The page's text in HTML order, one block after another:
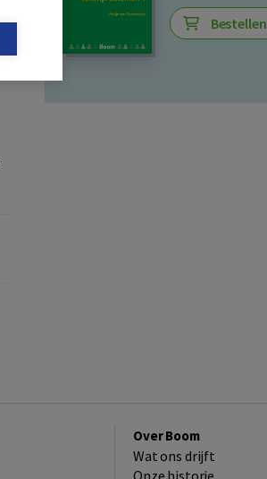
Bestellen
Over Boom
Wat ons drijft
Onze historie